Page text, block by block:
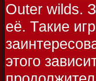
Outer wilds.
её. Такие
этого